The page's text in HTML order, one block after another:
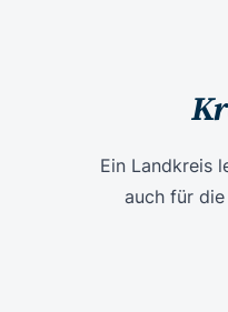
Ein Landkreis
auch für